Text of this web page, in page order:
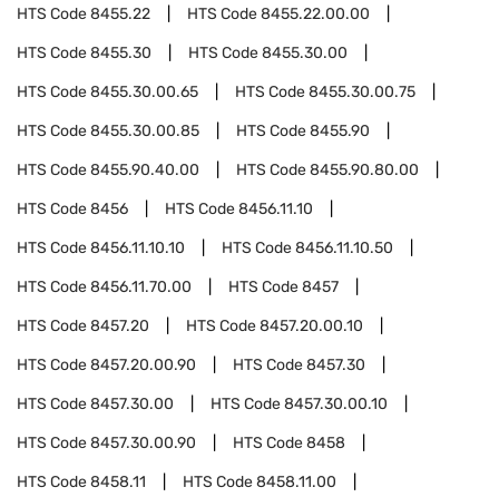
HTS Code8455.22 HTS Code8455.22.00.00
HTS Code8455.30 HTS Code8455.30.00
HTS Code8455.30.00.65 HTS Code8455.30.00.75
HTS Code8455.30.00.85 HTS Code8455.90
HTS Code8455.90.40.00 HTS Code8455.90.80.00
HTS Code8456 HTS Code8456.11.10
HTS Code8456.11.10.10 HTS Code8456.11.10.50
HTS Code8456.11.70.00 HTS Code8457
HTS Code8457.20 HTS Code8457.20.00.10
HTS Code8457.20.00.90 HTS Code8457.30
HTS Code8457.30.00 HTS Code8457.30.00.10
HTS Code8457.30.00.90 HTS Code8458
HTS Code8458.11 HTS Code8458.11.00